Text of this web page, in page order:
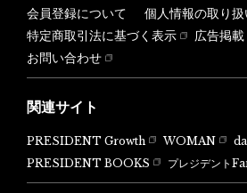
会員登録について
個人情報の取り扱
特定商取引法に基づく表示
広告掲載
お問い合わせ
関連サイト
PRESIDENT Growth WOMAN
PRESIDENT BOOKS
プレジデント